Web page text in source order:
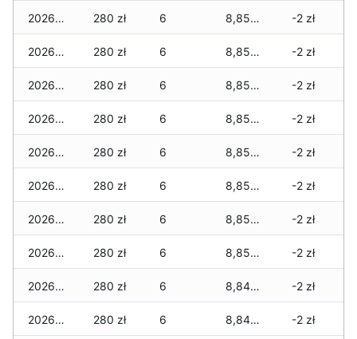
2026-05-24 280 zł 6 8,850 zł -2 zł
2026-05-23 280 zł 6 8,850 zł -2 zł
2026-05-22 280 zł 6 8,850 zł -2 zł
2026-05-21 280 zł 6 8,850 zł -2 zł
2026-05-20 280 zł 6 8,850 zł -2 zł
2026-05-19 280 zł 6 8,850 zł -2 zł
2026-05-18 280 zł 6 8,850 zł -2 zł
2026-05-17 280 zł 6 8,850 zł -2 zł
2026-05-16 280 zł 6 8,840 zł -2 zł
2026-05-15 280 zł 6 8,840 zł -2 zł